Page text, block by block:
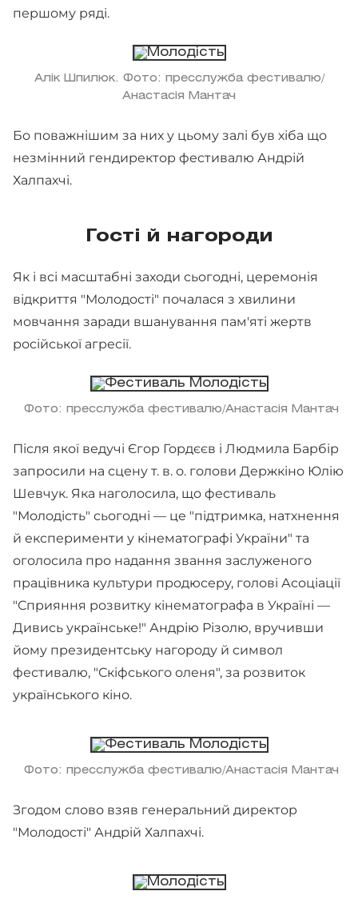
першому ряді.
Алік Шпилюк. Фото: пресслужба фестивалю/
Анастасія Мантач
Бо поважнішим за них у цьому залі був хіба що
незмінний гендиректор фестивалю Андрій
Халпахчі.
Гості й нагороди
Як і всі масштабні заходи сьогодні, церемонія
відкриття "Молодості" почалася з хвилини
мовчання заради вшанування пам'яті жертв
російської агресії.
Фото: пресслужба фестивалю/Анастасія Мантач
Після якої ведучі Єгор Гордєєв і Людмила Барбір
запросили на сцену т. в. о. голови Держкіно Юлію
Шевчук. Яка наголосила, що фестиваль
"Молодість" сьогодні — це "підтримка, натхнення
й експерименти у кінематографі України" та
оголосила про надання звання заслуженого
працівника культури продюсеру, голові Асоціації
"Сприяння розвитку кінематографа в Україні —
Дивись українське!" Андрію Різолю, вручивши
йому президентську нагороду й символ
фестивалю, "Скіфського оленя", за розвиток
українського кіно.
Фото: пресслужба фестивалю/Анастасія Мантач
Згодом слово взяв генеральний директор
"Молодості" Андрій Халпахчі.